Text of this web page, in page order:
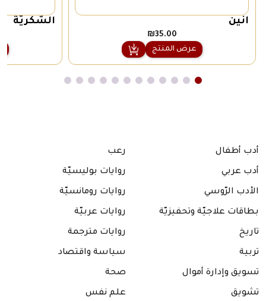
أنين
₪35.00
عرض المنتج
السّكّريّة
أدب أطفال
أدب عربي
الأدب الرّوسي
بطاقات علاجيّة وتحفيزيّة
تاريخ
تربية
تسويق وإدارة أموال
تشويق
رعب
روايات بوليسيّة
روايات رومانسيّة
روايات عربيّة
روايات مترجمة
سياسة واقتصاد
صحة
علم نفس